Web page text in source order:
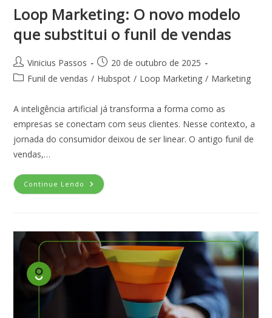
Loop Marketing: O novo modelo
que substitui o funil de vendas
Vinicius Passos
20 de outubro de 2025
Funil de vendas / Hubspot / Loop Marketing / Marketing
A inteligência artificial já transforma a forma como as
empresas se conectam com seus clientes. Nesse contexto, a
jornada do consumidor deixou de ser linear. O antigo funil de
vendas,…
Continue Lendo